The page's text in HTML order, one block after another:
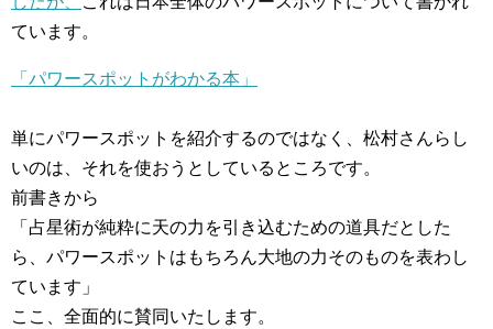
ています。
「パワースポットがわかる本」
単にパワースポットを紹介するのではなく、松村さんらし
いのは、それを使おうとしているところです。
前書きから
「占星術が純粋に天の力を引き込むための道具だとした
ら、パワースポットはもちろん大地の力そのものを表わし
ています」
ここ、全面的に賛同いたします。